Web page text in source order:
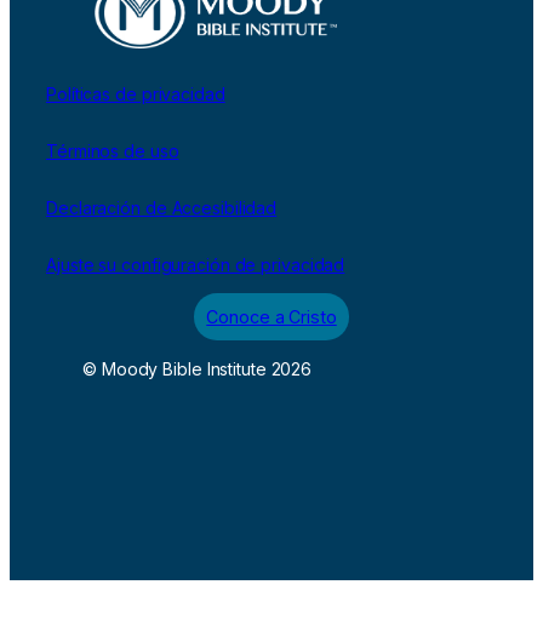
Políticas de privacidad
Términos de uso
Declaración de Accesibilidad
Ajuste su configuración de privacidad
Conoce a Cristo
© Moody Bible Institute 2026